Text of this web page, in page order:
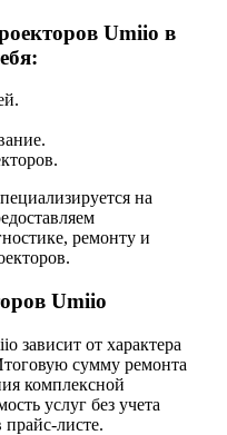
Umiio в
на
ремонту и
Umiio
зависит от характера
сумму ремонта
комплексной
услуг без учета
листе.